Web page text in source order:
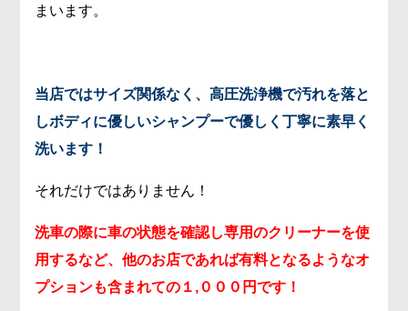
まいます。
当店ではサイズ関係なく、高圧洗浄機で汚れを落と
しボディに優しいシャンプーで優しく丁寧に素早く
洗います！
それだけではありません！
洗車の際に車の状態を確認し専用のクリーナーを使
用するなど、他のお店であれば有料となるようなオ
プションも含まれての１,０００円です！